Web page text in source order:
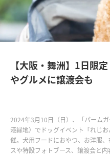
【大阪・舞洲】1日限
やグルメに譲渡会も
2024年3月10日（日）、「パーム
港緑地）でドッグイベント「れじ
催。犬用フードにおやつ、お洋服
スや特設フォトブース、譲渡会と内